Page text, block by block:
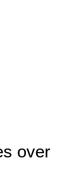
over